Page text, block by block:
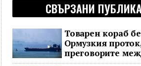
СВЪРЗАНИ
Товарен кораб
Ормузкия
преговорите
Иран останаха в